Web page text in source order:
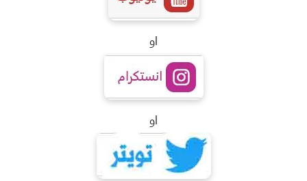
او
او